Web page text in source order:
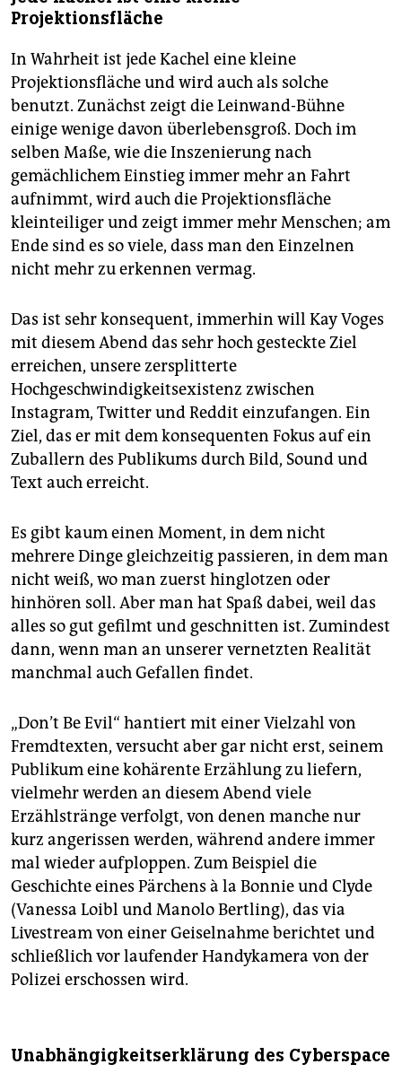
Projektionsfläche
In Wahrheit ist jede Kachel eine kleine
Projektionsfläche und wird auch als solche
benutzt. Zunächst zeigt die Leinwand-Bühne
einige wenige davon überlebensgroß. Doch im
selben Maße, wie die Inszenierung nach
gemächlichem Einstieg immer mehr an Fahrt
aufnimmt, wird auch die Projektionsfläche
kleinteiliger und zeigt immer mehr Menschen; am
Ende sind es so viele, dass man den Einzelnen
nicht mehr zu erkennen vermag.
Das ist sehr konsequent, immerhin will Kay Voges
mit diesem Abend das sehr hoch gesteckte Ziel
erreichen, unsere zersplitterte
Hochgeschwindigkeitsexistenz zwischen
Instagram, Twitter und Reddit einzufangen. Ein
Ziel, das er mit dem konsequenten Fokus auf ein
Zuballern des Publikums durch Bild, Sound und
Text auch erreicht.
Es gibt kaum einen Moment, in dem nicht
mehrere Dinge gleichzeitig passieren, in dem man
nicht weiß, wo man zuerst hinglotzen oder
hinhören soll. Aber man hat Spaß dabei, weil das
alles so gut gefilmt und geschnitten ist. Zumindest
dann, wenn man an unserer vernetzten Realität
manchmal auch Gefallen findet.
„Don’t Be Evil“ hantiert mit einer Vielzahl von
Fremdtexten, versucht aber gar nicht erst, seinem
Publikum eine kohärente Erzählung zu liefern,
vielmehr werden an diesem Abend viele
Erzählstränge verfolgt, von denen manche nur
kurz angerissen werden, während andere immer
mal wieder aufploppen. Zum Beispiel die
Geschichte eines Pärchens à la Bonnie und Clyde
(Vanessa Loibl und Manolo Bertling), das via
Livestream von einer Geiselnahme berichtet und
schließlich vor laufender Handykamera von der
Polizei erschossen wird.
Unabhängigkeitserklärung des Cyberspace